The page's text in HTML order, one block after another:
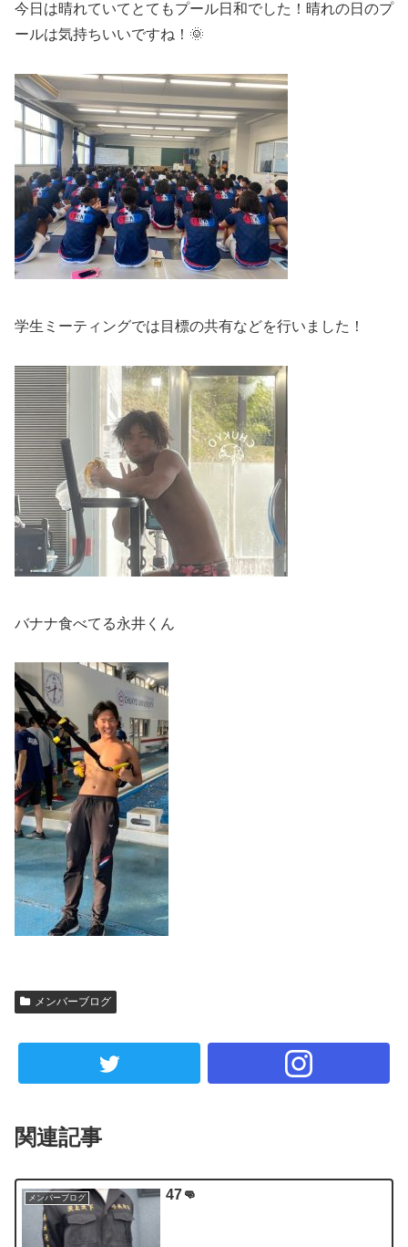
今日は晴れていてとてもプール日和でした！晴れの日のプ
ールは気持ちいいですね！🌞
学生ミーティングでは目標の共有などを行いました！
バナナ食べてる永井くん
メンバーブログ
関連記事
メンバーブログ 47👊